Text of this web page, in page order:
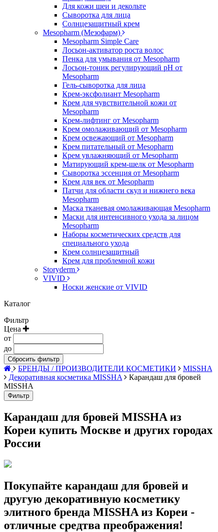
Для кожи шеи и декольте
Сыворотка для лица
Солнцезащитный крем
Mesopharm (Мезофарм)
Mesopharm Simple Care
Лосьон-активатор роста волос
Пенка для умывания от Mesopharm
Лосьон-тоник регулирующий рН от
Mesopharm
Гель-сыворотка для лица
Крем-эксфолиант Mesopharm
Крем для чувствительной кожи от
Mesopharm
Крем-лифтинг от Mesopharm
Крем омолаживающий от Mesopharm
Крем освежающий от Mesopharm
Крем питательный от Mesopharm
Крем увлажняющий от Mesopharm
Матирующий крем-шелк от Mesopharm
Сыворотка эссенция от Mesopharm
Крем для век от Mesopharm
Патчи для области скул и нижнего века
Mesopharm
Маска тканевая омолаживающая Mesopharm
Маски для интенсивного ухода за лицом
Mesopharm
Наборы косметических средств для
специального ухода
Крем солнцезащитный
Крем для проблемной кожи
Storyderm
VIVID
Носки женские от VIVID
Каталог
Фильтр
Цена
от
до
Сбросить фильтр
БРЕНДЫ / ПРОИЗВОДИТЕЛИ КОСМЕТИКИ
MISSHA
Декоративная косметика MISSHA
Карандаш для бровей
MISSHA
Фильтр
Карандаш для бровей MISSHA из
Кореи купить Москве и других городах
России
Покупайте карандаш для бровей и
другую декоративную косметику
элитного бренда MISSHA из Кореи -
отличные средтва преображения!